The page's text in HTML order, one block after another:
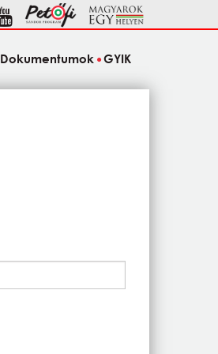
Dokumentumok GYIK